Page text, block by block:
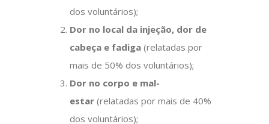
dos voluntários);
Dor no local da injeção, dor de
cabeça e fadiga (relatadas por
mais de 50% dos voluntários);
Dor no corpo e mal-
estar (relatadas por mais de 40%
dos voluntários);